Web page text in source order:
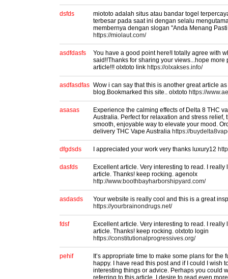
dsfds
miototo adalah situs atau bandar togel
terbesar pada saat ini dengan selalu
membernya dengan slogan "Anda Menang
https://miolaut.com/
asdfdasfs
You have a good point here!I totally agree with
said!!Thanks for sharing your views...hope more
article!!! olxtoto link https://olxakses.info/
asdfasdfas Wow i can say that this is another great article
blog.Bookmarked this site.. olxtoto https://
asasas
Experience the calming effects of Delta 8 THC
Australia. Perfect for relaxation and stress relief,
smooth, enjoyable way to elevate your mood.
delivery THC Vape Australia https://
dfgdsds I appreciated your work very thanks luxury12
dasfds
Excellent article. Very interesting to read. I
article. Thanks! keep rocking. agenolx
http://www.boothbayharborshipyard.com/
asdasds
Your website is really cool and this is a great
https://yourbrainondrugs.net/
fdsf
Excellent article. Very interesting to read. I
article. Thanks! keep rocking. olxtoto login
https://constitutionalprogressives.org/
pehif
It’s appropriate time to make some plans for the
happy. I have read this post and if I could I wish
interesting things or advice. Perhaps you could
referring to this article. I desire to read even